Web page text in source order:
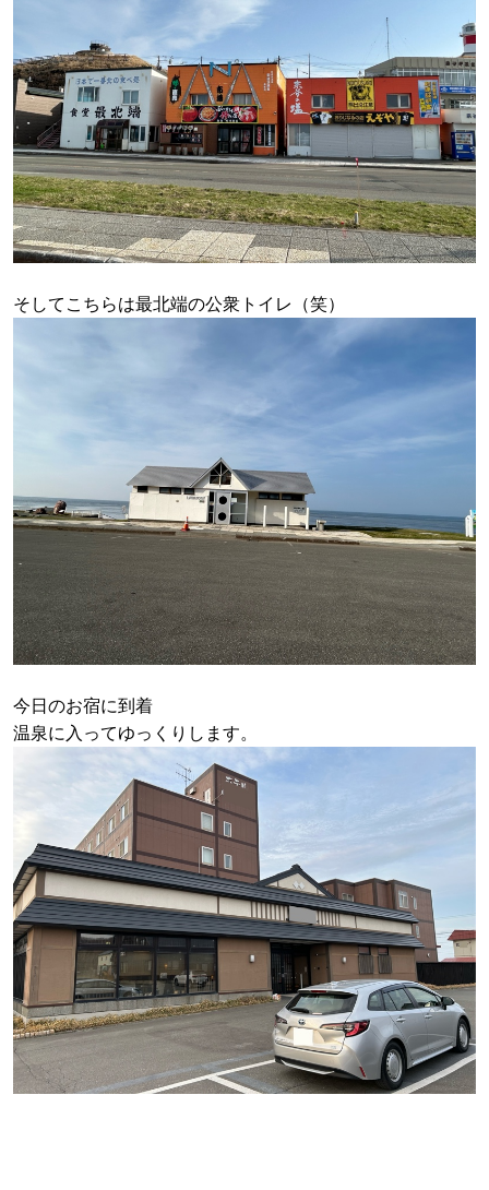
そしてこちらは最北端の公衆トイレ（笑）
今日のお宿に到着
温泉に入ってゆっくりします。